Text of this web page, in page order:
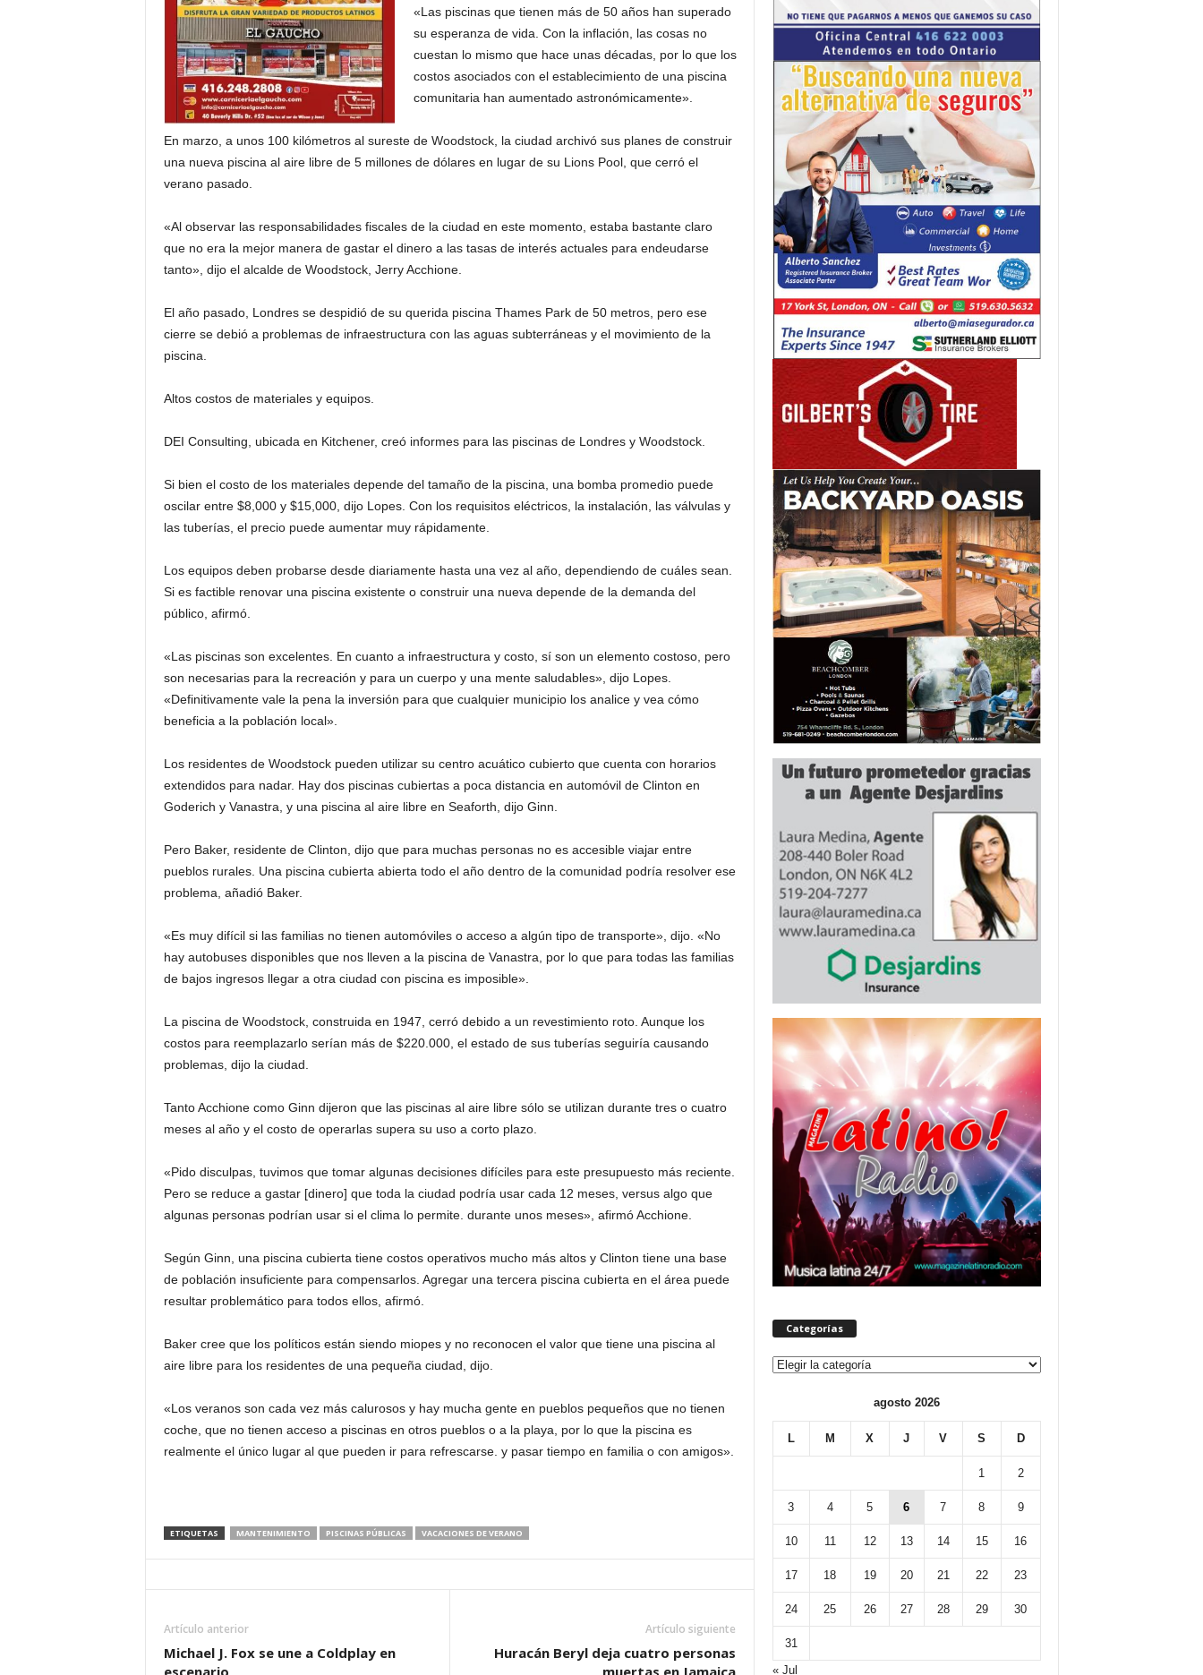
«Las piscinas que tienen más de 50 años han superado
su esperanza de vida. Con la inflación, las cosas no
cuestan lo mismo que hace unas décadas, por lo que los
costos asociados con el establecimiento de una piscina
comunitaria han aumentado astronómicamente».
En marzo, a unos 100 kilómetros al sureste de Woodstock, la ciudad archivó sus planes de construir
una nueva piscina al aire libre de 5 millones de dólares en lugar de su Lions Pool, que cerró el
verano pasado.
«Al observar las responsabilidades fiscales de la ciudad en este momento, estaba bastante claro
que no era la mejor manera de gastar el dinero a las tasas de interés actuales para endeudarse
tanto», dijo el alcalde de Woodstock, Jerry Acchione.
El año pasado, Londres se despidió de su querida piscina Thames Park de 50 metros, pero ese
cierre se debió a problemas de infraestructura con las aguas subterráneas y el movimiento de la
piscina.
Altos costos de materiales y equipos.
DEI Consulting, ubicada en Kitchener, creó informes para las piscinas de Londres y Woodstock.
Si bien el costo de los materiales depende del tamaño de la piscina, una bomba promedio puede
oscilar entre $8,000 y $15,000, dijo Lopes. Con los requisitos eléctricos, la instalación, las válvulas y
las tuberías, el precio puede aumentar muy rápidamente.
Los equipos deben probarse desde diariamente hasta una vez al año, dependiendo de cuáles sean.
Si es factible renovar una piscina existente o construir una nueva depende de la demanda del
público, afirmó.
«Las piscinas son excelentes. En cuanto a infraestructura y costo, sí son un elemento costoso, pero
son necesarias para la recreación y para un cuerpo y una mente saludables», dijo Lopes.
«Definitivamente vale la pena la inversión para que cualquier municipio los analice y vea cómo
beneficia a la población local».
Los residentes de Woodstock pueden utilizar su centro acuático cubierto que cuenta con horarios
extendidos para nadar. Hay dos piscinas cubiertas a poca distancia en automóvil de Clinton en
Goderich y Vanastra, y una piscina al aire libre en Seaforth, dijo Ginn.
Pero Baker, residente de Clinton, dijo que para muchas personas no es accesible viajar entre
pueblos rurales. Una piscina cubierta abierta todo el año dentro de la comunidad podría resolver ese
problema, añadió Baker.
«Es muy difícil si las familias no tienen automóviles o acceso a algún tipo de transporte», dijo. «No
hay autobuses disponibles que nos lleven a la piscina de Vanastra, por lo que para todas las familias
de bajos ingresos llegar a otra ciudad con piscina es imposible».
La piscina de Woodstock, construida en 1947, cerró debido a un revestimiento roto. Aunque los
costos para reemplazarlo serían más de $220.000, el estado de sus tuberías seguiría causando
problemas, dijo la ciudad.
Tanto Acchione como Ginn dijeron que las piscinas al aire libre sólo se utilizan durante tres o cuatro
meses al año y el costo de operarlas supera su uso a corto plazo.
«Pido disculpas, tuvimos que tomar algunas decisiones difíciles para este presupuesto más reciente.
Pero se reduce a gastar [dinero] que toda la ciudad podría usar cada 12 meses, versus algo que
algunas personas podrían usar si el clima lo permite. durante unos meses», afirmó Acchione.
Según Ginn, una piscina cubierta tiene costos operativos mucho más altos y Clinton tiene una base
de población insuficiente para compensarlos. Agregar una tercera piscina cubierta en el área puede
resultar problemático para todos ellos, afirmó.
Baker cree que los políticos están siendo miopes y no reconocen el valor que tiene una piscina al
aire libre para los residentes de una pequeña ciudad, dijo.
«Los veranos son cada vez más calurosos y hay mucha gente en pueblos pequeños que no tienen
coche, que no tienen acceso a piscinas en otros pueblos o a la playa, por lo que la piscina es
realmente el único lugar al que pueden ir para refrescarse. y pasar tiempo en familia o con amigos».
ETIQUETAS MANTENIMIENTO PISCINAS PÚBLICAS VACACIONES DE VERANO
Artículo anterior
Michael J. Fox se une a Coldplay en
Artículo siguiente
Huracán Beryl deja cuatro personas
Categorías
Categorías
agosto 2026
L M X J V S D
1 2
3 4 5 6 7 8 9
10 11 12 13 14 15 16
17 18 19 20 21 22 23
24 25 26 27 28 29 30
31
« Jul